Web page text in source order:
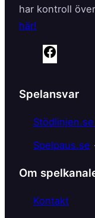
har kontroll
här!
e
b
o
k
Spelansvar
Spelpaus.se
Om
Kontakt